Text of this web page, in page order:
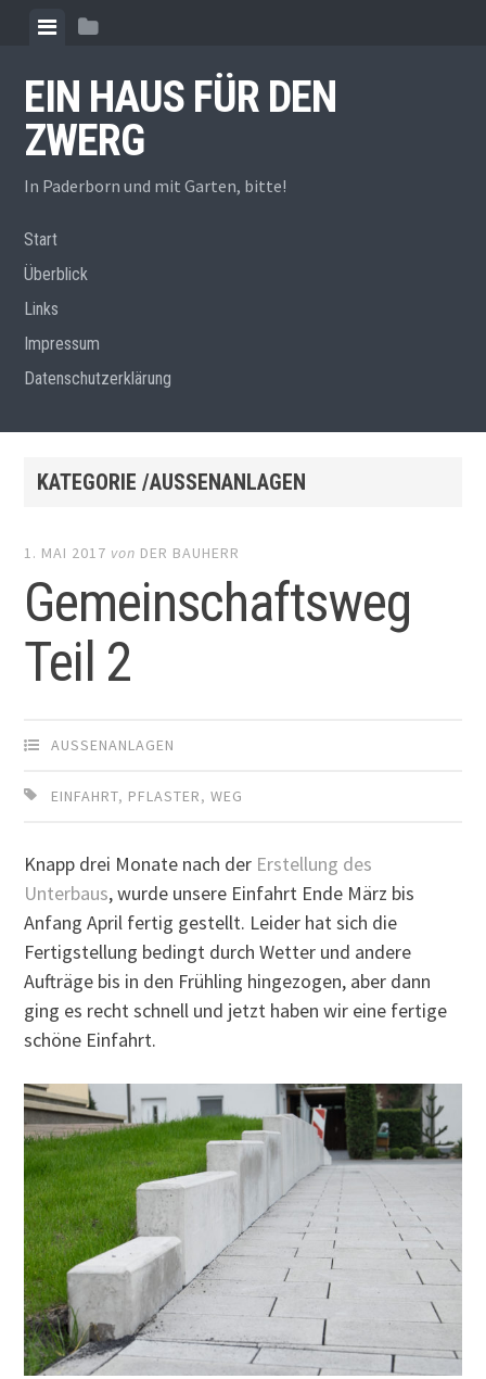
Zum
springen
MenüSeitenleiste
EIN HAUS FÜR DEN
ZWERG
In Paderborn und mit Garten, bitte!
Start
Überblick
Links
Impressum
Datenschutzerklärung
KATEGORIE /AUSSENANLAGEN
1. MAI 2017 von DER BAUHERR
Gemeinschaftsweg
Teil 2
AUSSENANLAGEN
EINFAHRT, PFLASTER,WEG
Knapp drei Monate nach der Erstellung des
Unterbaus, wurde unsere Einfahrt Ende März bis
Anfang April fertig gestellt. Leider hat sich die
Fertigstellung bedingt durch Wetter und andere
Aufträge bis in den Frühling hingezogen, aber dann
ging es recht schnell und jetzt haben wir eine fertige
schöne Einfahrt.